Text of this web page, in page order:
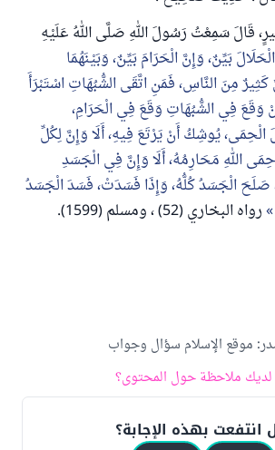
قَالَ سَمِعْتُ رَسُولَ اللهِ صَلَّى اللهُ عَلَيْهِ
بَيِّنٌ، وَإِنَّ الْحَرَامَ بَيِّنٌ، وَبَيْنَهُمَا
مِنَ النَّاسِ، فَمَنِ اتَّقَى الشُّبُهَاتِ اسْتَبْرَأَ
وَقَعَ فِي الشُّبُهَاتِ وَقَعَ فِي الْحَرَامِ،
يُوشِكُ أَنْ يَرْتَعَ فِيهِ، أَلَا وَإِنَّ لِكُلِّ
اللهِ مَحَارِمُهُ، أَلَا وَإِنَّ فِي الْجَسَدِ
الْجَسَدُ كُلُّهُ، وَإِذَا فَسَدَتْ، فَسَدَ الْجَسَدُ
رواه البخاري (52) ، ومسلم (1599).
: موقع الإسلام سؤال وجواب
ملاحظة حول المحتوى؟
بهذه الإجابة؟